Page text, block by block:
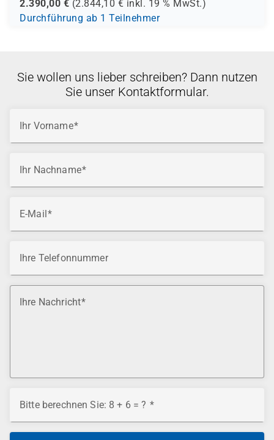
2.390,00 € (2.844,10 € inkl. 19 % MwSt.)
Durchführung ab 1 Teilnehmer
Sie wollen uns lieber schreiben? Dann nutzen
Sie unser Kontaktformular.
Ihr Vorname
Ihr Nachname
E-Mail
Ihre Telefonnummer
Ihre Nachricht
Bitte berechnen Sie: 8 + 6 = ?